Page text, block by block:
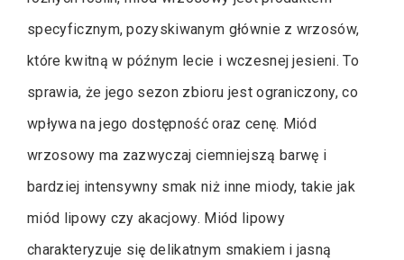
specyficznym, pozyskiwanym głównie z wrzosów,
które kwitną w późnym lecie i wczesnej jesieni. To
sprawia, że jego sezon zbioru jest ograniczony, co
wpływa na jego dostępność oraz cenę. Miód
wrzosowy ma zazwyczaj ciemniejszą barwę i
bardziej intensywny smak niż inne miody, takie jak
miód lipowy czy akacjowy. Miód lipowy
charakteryzuje się delikatnym smakiem i jasną